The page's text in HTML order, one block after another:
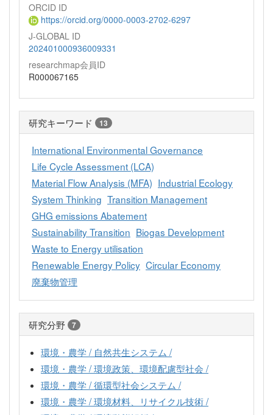
ORCID ID
https://orcid.org/0000-0003-2702-6297
J-GLOBAL ID
202401000936009331
researchmap会員ID
R000067165
研究キーワード 13
International Environmental Governance
Life Cycle Assessment (LCA)
Material Flow Analysis (MFA) Industrial Ecology
System Thinking Transition Management
GHG emissions Abatement
Sustainability Transition Biogas Development
Waste to Energy utilisation
Renewable Energy Policy Circular Economy
廃棄物管理
研究分野 7
環境・農学 / 自然共生システム /
環境・農学 / 環境政策、環境配慮型社会 /
環境・農学 / 循環型社会システム /
環境・農学 / 環境材料、リサイクル技術 /